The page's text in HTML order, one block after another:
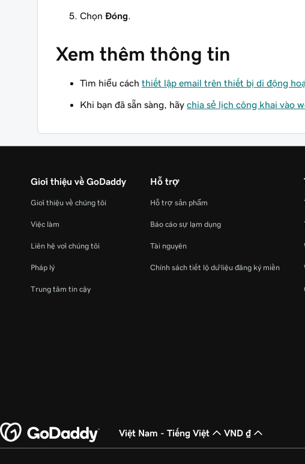
Chọn Đóng
Xem thêm thông tin
Tìm hiểu cách thiết lập email trên thiết bị di động
Khi bạn đã sẵn sàng, hãy chia sẻ lịch công khai vào
Giới thiệu về GoDaddy
Giới thiệu về chúng tôi
Việc làm
Liên hệ với chúng tôi
Pháp lý
Trung tâm tin cậy
Hỗ trợ
Hỗ trợ sản phẩm
Báo cáo sự lạm dụng
Tài nguyên
Chính sách tiết lộ dữ liệu đăng ký miền
Việt Nam - Tiếng Việt VND ₫